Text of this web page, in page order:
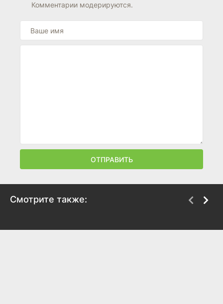
Комментарии модерируются.
ОТПРАВИТЬ
Смотрите также: